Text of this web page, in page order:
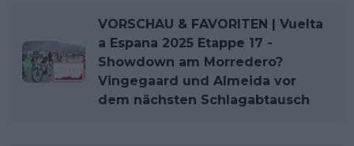
VORSCHAU & FAVORITEN | Vuelta
a Espana 2025 Etappe 17 -
Showdown am Morredero?
Vingegaard und Almeida vor
dem nächsten Schlagabtausch